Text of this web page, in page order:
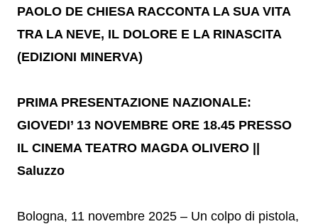
PAOLO DE CHIESA RACCONTA LA SUA VITA
TRA LA NEVE, IL DOLORE E LA RINASCITA
(EDIZIONI MINERVA)
PRIMA PRESENTAZIONE NAZIONALE:
GIOVEDI’ 13 NOVEMBRE ORE 18.45 PRESSO
IL CINEMA TEATRO MAGDA OLIVERO ||
Saluzzo
Bologna, 11 novembre 2025 – Un colpo di pistola,